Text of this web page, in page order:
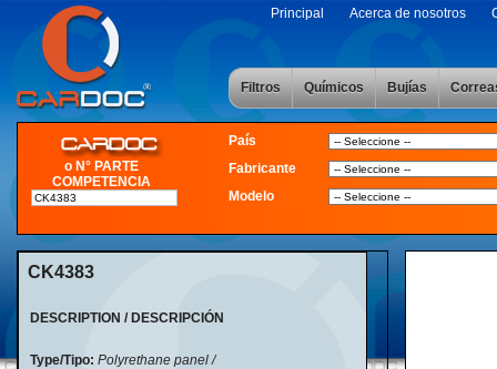
Principal Acerca de nosotros
Filtros Químicos Bujías
o N° PARTE
COMPETENCIA
País
Fabricante
Modelo
CK4383
DESCRIPTION / DESCRIPCIÓN
Type/Tipo: Polyrethane panel /